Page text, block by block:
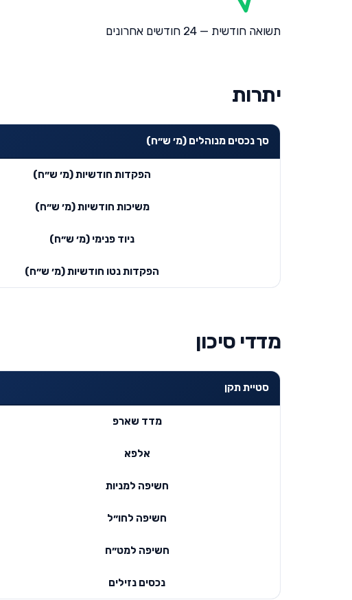
תשואה חודשית — 24 חודשים אחרונים
יתרות
סך נכסים מנוהלים (מ׳ ש״ח)
הפקדות חודשיות (מ׳ ש״ח)
משיכות חודשיות (מ׳ ש״ח)
ניוד פנימי (מ׳ ש״ח)
הפקדות נטו חודשיות (מ׳ ש״ח)
מדדי סיכון
סטיית תקן
מדד שארפ
אלפא
חשיפה למניות
חשיפה לחו״ל
חשיפה למט״ח
נכסים נזילים